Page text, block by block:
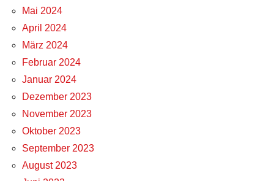
Mai 2024
April 2024
März 2024
Februar 2024
Januar 2024
Dezember 2023
November 2023
Oktober 2023
September 2023
August 2023